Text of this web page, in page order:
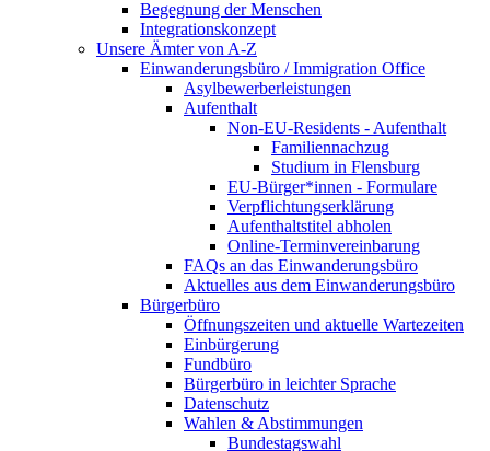
Begegnung der Menschen
Integrationskonzept
Unsere Ämter von A-Z
Einwanderungsbüro / Immigration Office
Asylbewerberleistungen
Aufenthalt
Non-EU-Residents - Aufenthalt
Familiennachzug
Studium in Flensburg
EU-Bürger*innen - Formulare
Verpflichtungserklärung
Aufenthaltstitel abholen
Online-Terminvereinbarung
FAQs an das Einwanderungsbüro
Aktuelles aus dem Einwanderungsbüro
Bürgerbüro
Öffnungszeiten und aktuelle Wartezeiten
Einbürgerung
Fundbüro
Bürgerbüro in leichter Sprache
Datenschutz
Wahlen & Abstimmungen
Bundestagswahl